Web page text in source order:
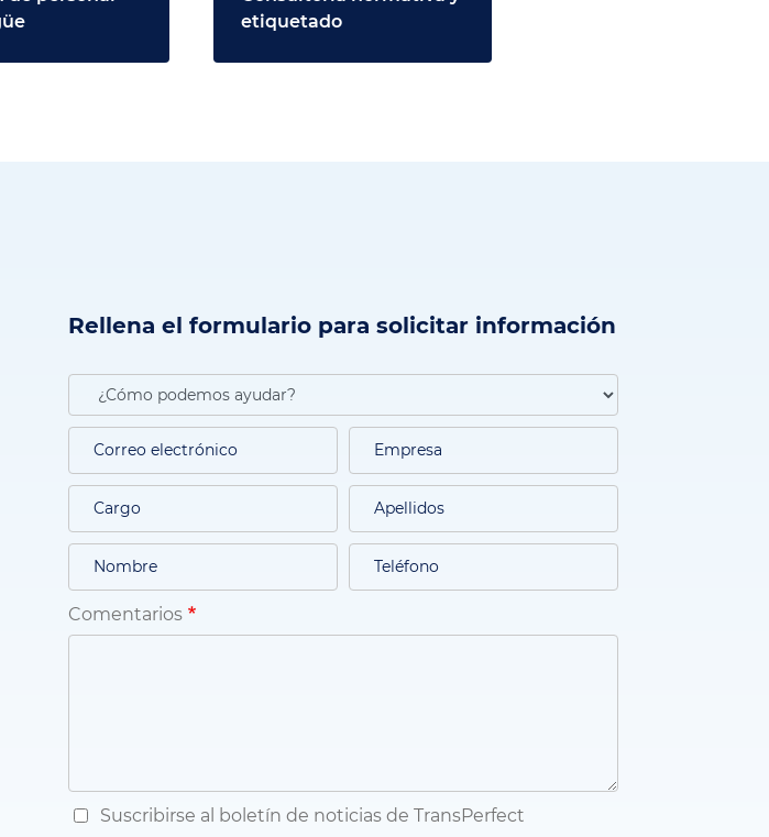
etiquetado
Rellena el formulario para solicitar información
Comentarios
Suscribirse al boletín de noticias de TransPerfect